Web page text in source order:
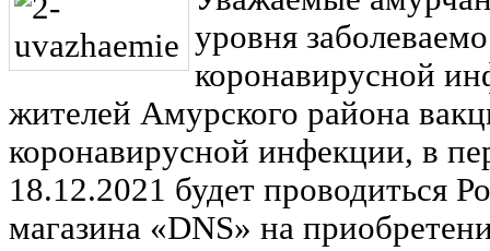
уровня
коронавирусной
жителей Амурского района
коронавирусной инфекции, в
18.12.2021 будет проводиться
магазина «DNS» на